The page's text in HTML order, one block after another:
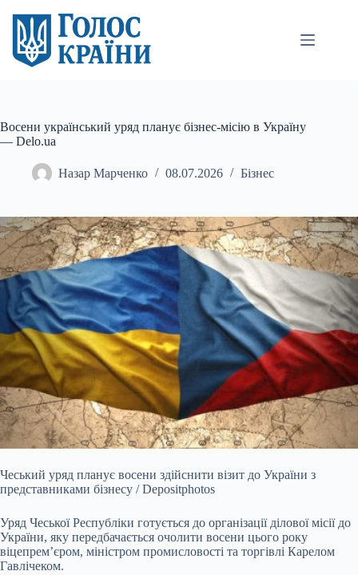
вмісту
Восени український уряд планує бізнес-місію в Україну
— Delo.ua
Назар Марченко 08.07.2026 Бізнес
Чеський уряд планує восени здійснити візит до України з
представниками бізнесу / Depositphotos
Уряд Чеської Республіки готується до організації ділової місії до
України, яку передбачається очолити восени цього року
віцепрем’єром, міністром промисловості та торгівлі Карелом
Гавлічеком.